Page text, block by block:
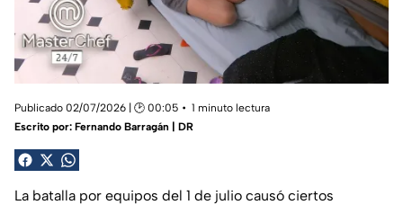
Publicado 02/07/2026 | 🕑 00:05
1 minuto lectura
Escrito por: Fernando Barragán | DR
La batalla por equipos del 1 de julio causó ciertos